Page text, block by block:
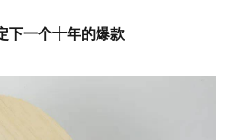
一个十年的爆款